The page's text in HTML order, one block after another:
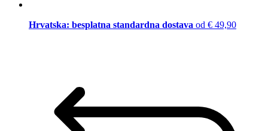
Hrvatska: besplatna standardna dostava od € 49,90